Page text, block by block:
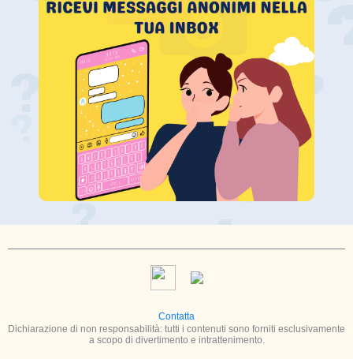
Contatta
Dichiarazione di non responsabilità: tutti i contenuti sono forniti esclusivamente
a scopo di divertimento e intrattenimento.